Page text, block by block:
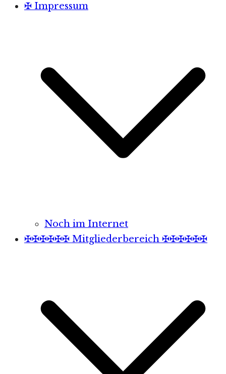
✠ Impressum
Noch im Internet
✠✠✠✠✠✠ Mitgliederbereich ✠✠✠✠✠✠